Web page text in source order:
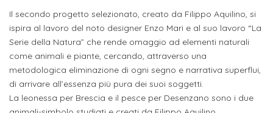
Progetti
studenti
Iscrizione
a
corsi
Stage
attivabili
Opportunità
di
lavoro
Il secondo progetto selezionato, creato da Filippo Aquilino, si
ispira al lavoro del noto designer Enzo Mari e al suo lavoro “La
Serie della Natura” che rende omaggio ad elementi naturali
come animali e piante, cercando, attraverso una
metodologica eliminazione di ogni segno e narrativa superflui,
di arrivare all’essenza più pura dei suoi soggetti.
La leonessa per Brescia e il pesce per Desenzano sono i due